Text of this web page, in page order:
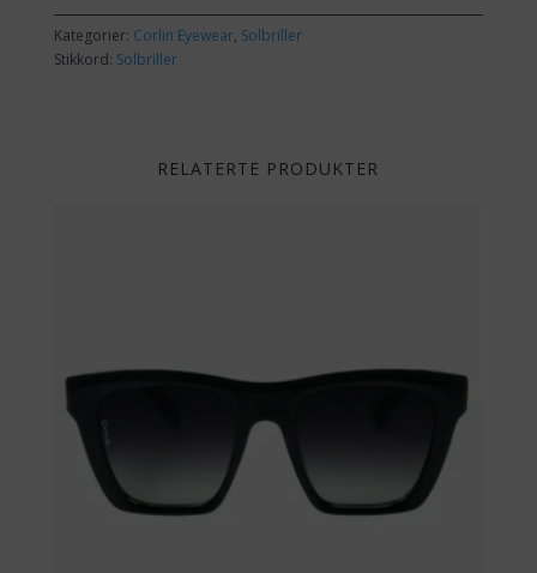
Kategorier: Corlin Eyewear, Solbriller
Stikkord: Solbriller
RELATERTE PRODUKTER